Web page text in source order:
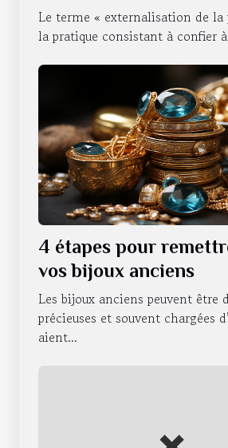
d'une entreprise ?
Le terme « externalisation de la
la pratique consistant à confier
4 étapes pour
vos bijoux anciens
Les bijoux anciens peuvent être
précieuses et souvent chargées
aient...